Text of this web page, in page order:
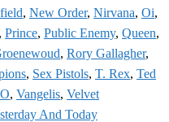
, New Order, Nirvana, Oi,
, Prince, Public Enemy, Queen,
, Rory Gallagher,
, Sex Pistols, T. Rex, Ted
, Vangelis, Velvet
And Today